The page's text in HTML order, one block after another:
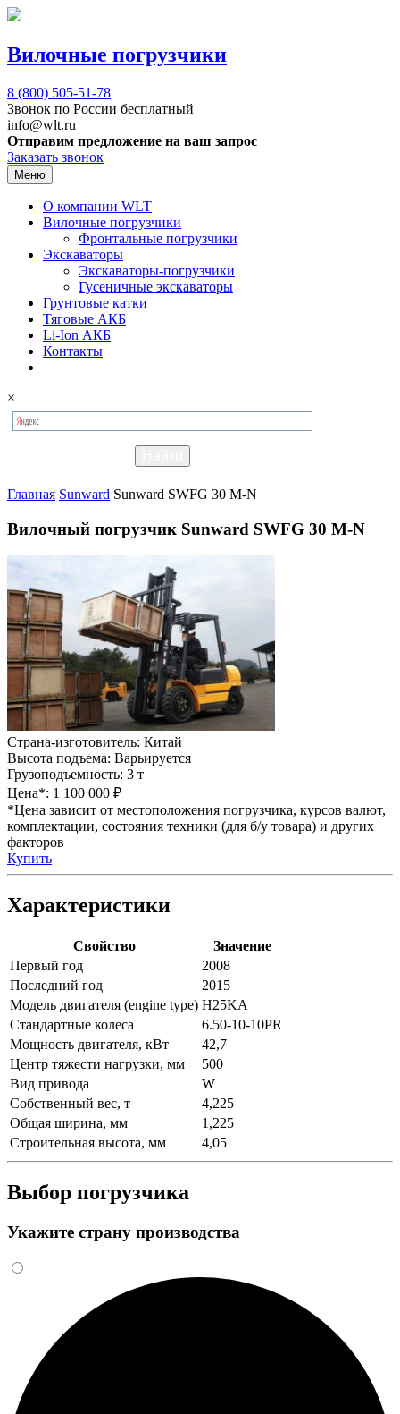
Вилочные погрузчики
8 (800) 505-51-78
Звонок по России бесплатный
info@wlt.ru
Отправим предложение на ваш запрос
Заказать звонок
Меню
О компании WLT
Вилочные погрузчики
Фронтальные погрузчики
Экскаваторы
Экскаваторы-погрузчики
Гусеничные экскаваторы
Грунтовые катки
Тяговые АКБ
Li-Ion АКБ
Контакты
×
Главная Sunward Sunward SWFG 30 M-N
Вилочный погрузчик Sunward SWFG 30 M-N
Страна-изготовитель: Китай
Высота подъема: Варьируется
Грузоподъемность: 3 т
Цена*: 1 100 000 ₽
*Цена зависит от местоположения погрузчика, курсов валют,
комплектации, состояния техники (для б/у товара) и других
факторов
Купить
Характеристики
Свойство
Значение
Первый год
2008
Последний год
2015
Модель двигателя (engine type) H25KA
Стандартные колеса
6.50-10-10PR
Мощность двигателя, кВт
42,7
Центр тяжести нагрузки, мм
500
Вид привода
W
Собственный вес, т
4,225
Общая ширина, мм
1,225
Строительная высота, мм
4,05
Выбор погрузчика
Укажите страну производства